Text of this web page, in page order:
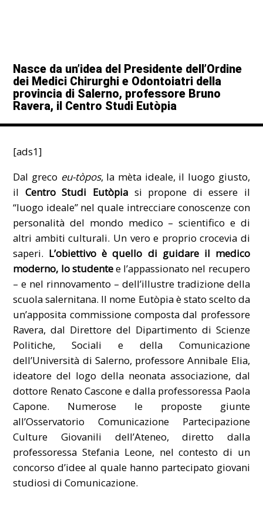
Nasce da un’idea del Presidente dell’Ordine
dei Medici Chirurghi e Odontoiatri della
provincia di Salerno, professore Bruno
Ravera, il Centro Studi Eutòpia
[ads1]
Dal greco eu-tòpos, la mèta ideale, il luogo giusto,
il Centro Studi Eutòpiasi propone di essere il
“luogo ideale” nel quale intrecciare conoscenze con
personalità del mondo medico – scientifico e di
altri ambiti culturali. Un vero e proprio crocevia di
saperi. L’obiettivo è quello di guidare il medico
moderno, lo studentee l’appassionato nel recupero
– e nel rinnovamento – dell’illustre tradizione della
scuola salernitana. Il nome Eutòpia è stato scelto da
un’apposita commissione composta dal professore
Ravera, dal Direttore del Dipartimento di Scienze
Politiche, Sociali e della Comunicazione
dell’Università di Salerno, professore Annibale Elia,
ideatore del logo della neonata associazione, dal
dottore Renato Cascone e dalla professoressa Paola
Capone. Numerose le proposte giunte
all’Osservatorio Comunicazione Partecipazione
Culture Giovanili dell’Ateneo, diretto dalla
professoressa Stefania Leone, nel contesto di un
concorso d’idee al quale hanno partecipato giovani
studiosi di Comunicazione.